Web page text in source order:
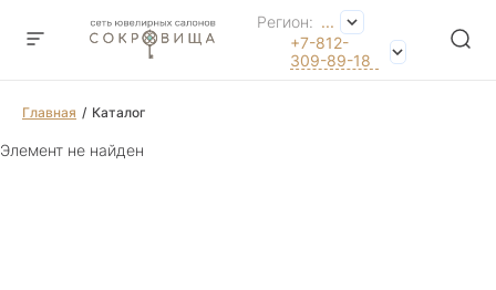
Регион: ...
+7-812-
309-89-18
Главная Каталог
Элемент не найден